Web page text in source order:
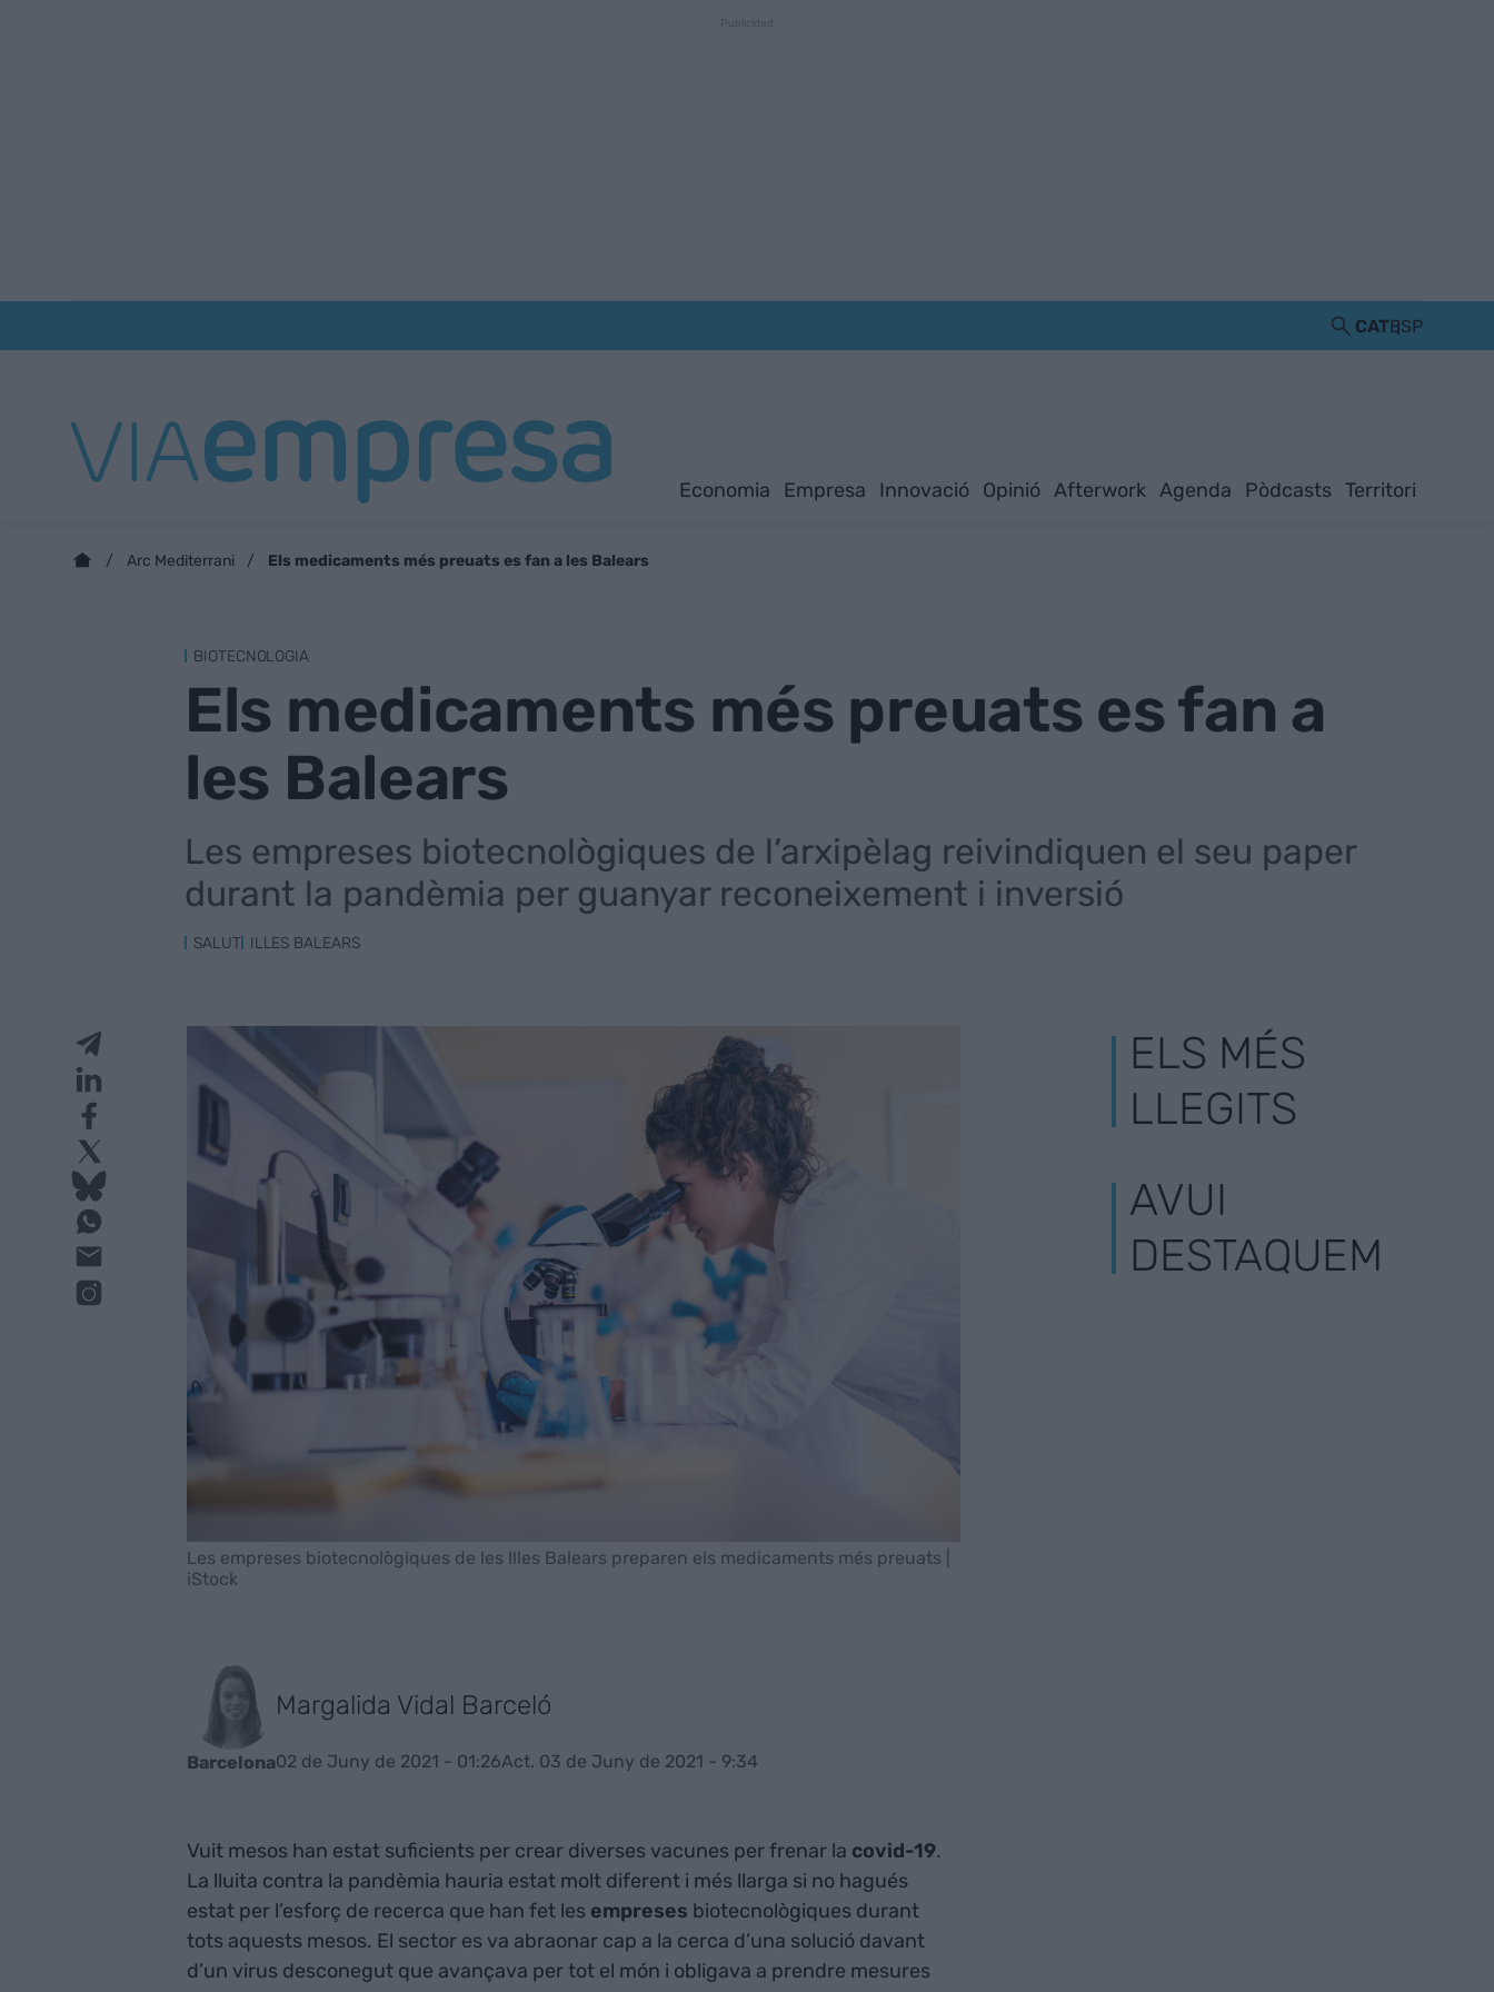
CATESP
Economia Empresa Innovació Opinió Afterwork Agenda Pòdcasts Territori
Arc Mediterrani Els medicaments més preuats es fan a les Balears
BIOTECNOLOGIA
Els medicaments més preuats es fan a
les Balears
Les empreses biotecnològiques de l’arxipèlag reivindiquen el seu paper
durant la pandèmia per guanyar reconeixement i inversió
SALUT ILLES BALEARS
Les empreses biotecnològiques de les Illes Balears preparen els medicaments més preuats |
iStock
Margalida Vidal Barceló
Barcelona02 de Juny de 2021 - 01:26Act. 03 de Juny de 2021 - 9:34
Vuit mesos han estat suficients per crear diverses vacunes per frenar la covid-19.
La lluita contra la pandèmia hauria estat molt diferent i més llarga si no hagués
estat per l’esforç de recerca que han fet les empreses biotecnològiques durant
tots aquests mesos. El sector es va abraonar cap a la cerca d’una solució davant
d’un virus desconegut que avançava per tot el món i obligava a prendre mesures
ELS MÉS
LLEGITS
AVUI
DESTAQUEM